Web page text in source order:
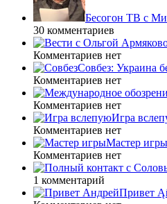
Бесогон ТВ с
30 комментариев
Комментариев нет
Совбез: Украина
Комментариев нет
Комментариев нет
Игра
Комментариев нет
Мастер
Комментариев нет
1 комментарий
Привет